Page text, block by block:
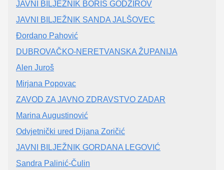
JAVNI BILJEŽNIK BORIS GODŽIROV
JAVNI BILJEŽNIK SANDA JALŠOVEC
Đordano Pahović
DUBROVAČKO-NERETVANSKA ŽUPANIJA
Alen Juroš
Mirjana Popovac
ZAVOD ZA JAVNO ZDRAVSTVO ZADAR
Marina Augustinović
Odvjetnički ured Dijana Zoričić
JAVNI BILJEŽNIK GORDANA LEGOVIĆ
Sandra Palinić-Čulin